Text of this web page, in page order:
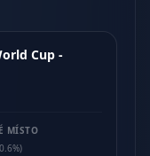
Cup -
MÍSTO